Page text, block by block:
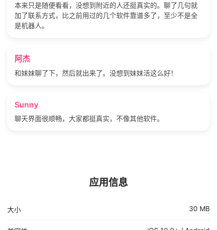
本来只是随便看看，没想到附近的人还挺真实的。聊了几句就
加了联系方式，比之前用过的几个软件靠谱多了，至少不是全
是机器人。
阿杰
和妹妹聊了下，然后就出来了。没想到妹妹活这么好！
Sunny
聊天界面很顺畅，大家都挺真实，不像其他软件。
应用信息
大小 30 MB